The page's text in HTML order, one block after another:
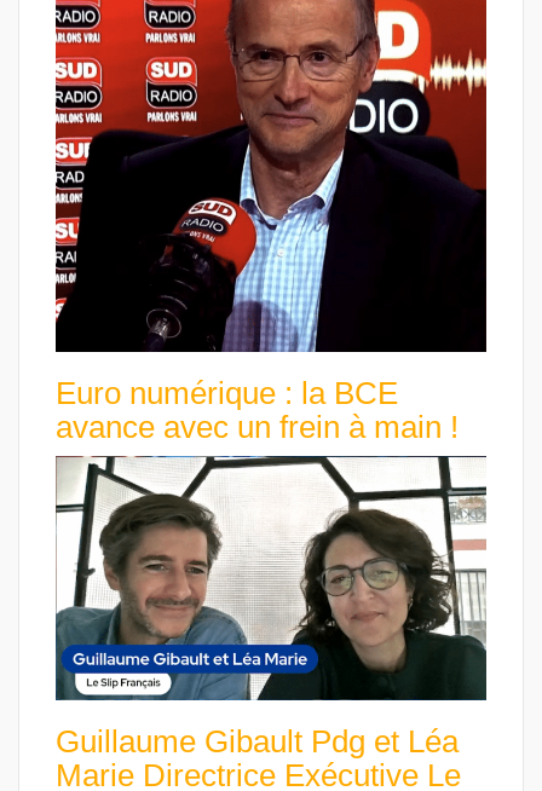
Euro numérique : la BCE
avance avec un frein à main !
Guillaume Gibault Pdg et Léa
Marie Directrice Exécutive Le